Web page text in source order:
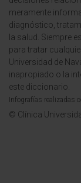
meramente
diagnóstico,
la salud. Siempre
para tratar
Universidad de
inapropiado o la
este diccionario.
Infografías realizadas
© Clínica